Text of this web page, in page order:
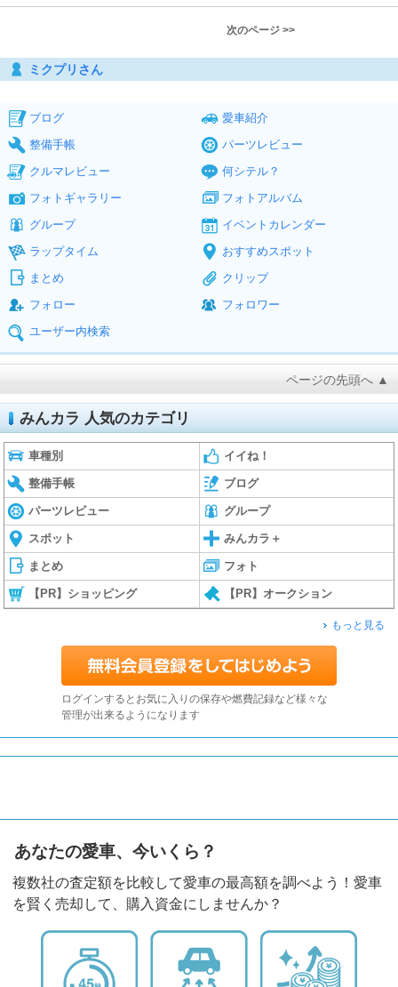
次のページ >>
ミクプリさん
ブログ
愛車紹介
整備手帳
パーツレビュー
クルマレビュー
何シテル？
フォトギャラリー
フォトアルバム
グループ
イベントカレンダー
ラップタイム
おすすめスポット
まとめ
クリップ
フォロー
フォロワー
ユーザー内検索
ページの先頭へ ▲
みんカラ 人気のカテゴリ
車種別 イイね！
整備手帳 ブログ
パーツレビュー グループ
スポット みんカラ＋
まとめ フォト
【PR】ショッピング 【PR】オークション
もっと見る
ログインするとお気に入りの保存や燃費記録など様々な
管理が出来るようになります
あなたの愛車、今いくら？
複数社の査定額を比較して愛車の最高額を調べよう！愛車
を賢く売却して、購入資金にしませんか？